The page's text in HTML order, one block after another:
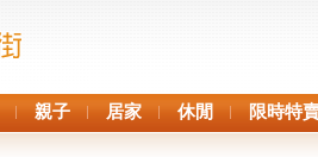
親子 居家 休閒 限時特